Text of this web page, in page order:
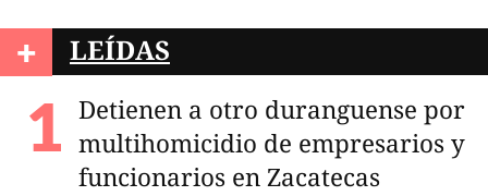
+ LEÍDAS
Detienen a otro duranguense por
multihomicidio de empresarios y
funcionarios en Zacatecas